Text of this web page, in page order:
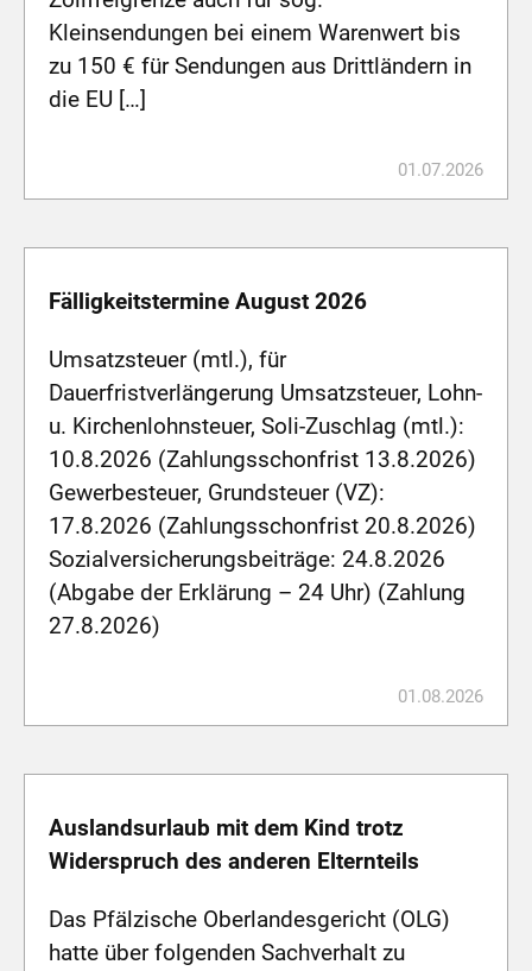
Kleinsendungen bei einem Warenwert bis
zu 150 € für Sendungen aus Drittländern in
die EU […]
01.07.2026
Fälligkeitstermine August 2026
Umsatzsteuer (mtl.), für
Dauerfristverlängerung Umsatzsteuer, Lohn-
u. Kirchenlohnsteuer, Soli-Zuschlag (mtl.):
10.8.2026 (Zahlungsschonfrist 13.8.2026)
Gewerbesteuer, Grundsteuer (VZ):
17.8.2026 (Zahlungsschonfrist 20.8.2026)
Sozialversicherungsbeiträge: 24.8.2026
(Abgabe der Erklärung – 24 Uhr) (Zahlung
27.8.2026)
01.08.2026
Auslandsurlaub mit dem Kind trotz
Widerspruch des anderen Elternteils
Das Pfälzische Oberlandesgericht (OLG)
hatte über folgenden Sachverhalt zu